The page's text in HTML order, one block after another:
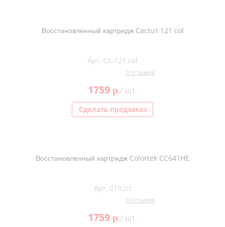
Восстановленный картридж Cactus 121 col
Арт. CS-121 col
0 отзывов
1759 p/ шт.
Сделать предзаказ
Восстановленный картридж Colortek CC641HE
Арт. 0192ct
0 отзывов
1759 p/ шт.